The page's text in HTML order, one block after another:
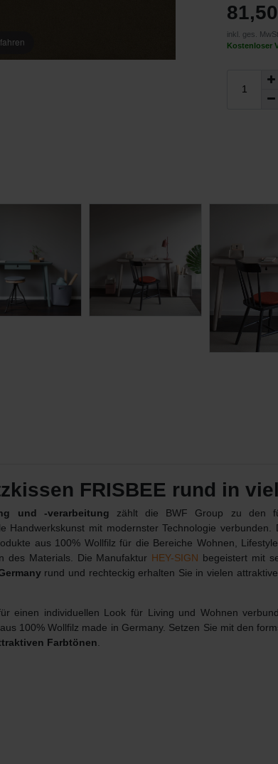
inkl. ges. MwSt
Kostenloser
FRISBEE rund in
und -verarbeitung zählt die BWF Group zu den
mit modernster Technologie verbunden.
aus 100% Wollfilz für die Bereiche Wohnen,
des Materials. Die Manufaktur HEY-SIGN begeistert mit
rund und rechteckig erhalten Sie in vielen
einen individuellen Look für Living und Wohnen
100% Wollfilz made in Germany. Setzen Sie mit den
Farbtönen